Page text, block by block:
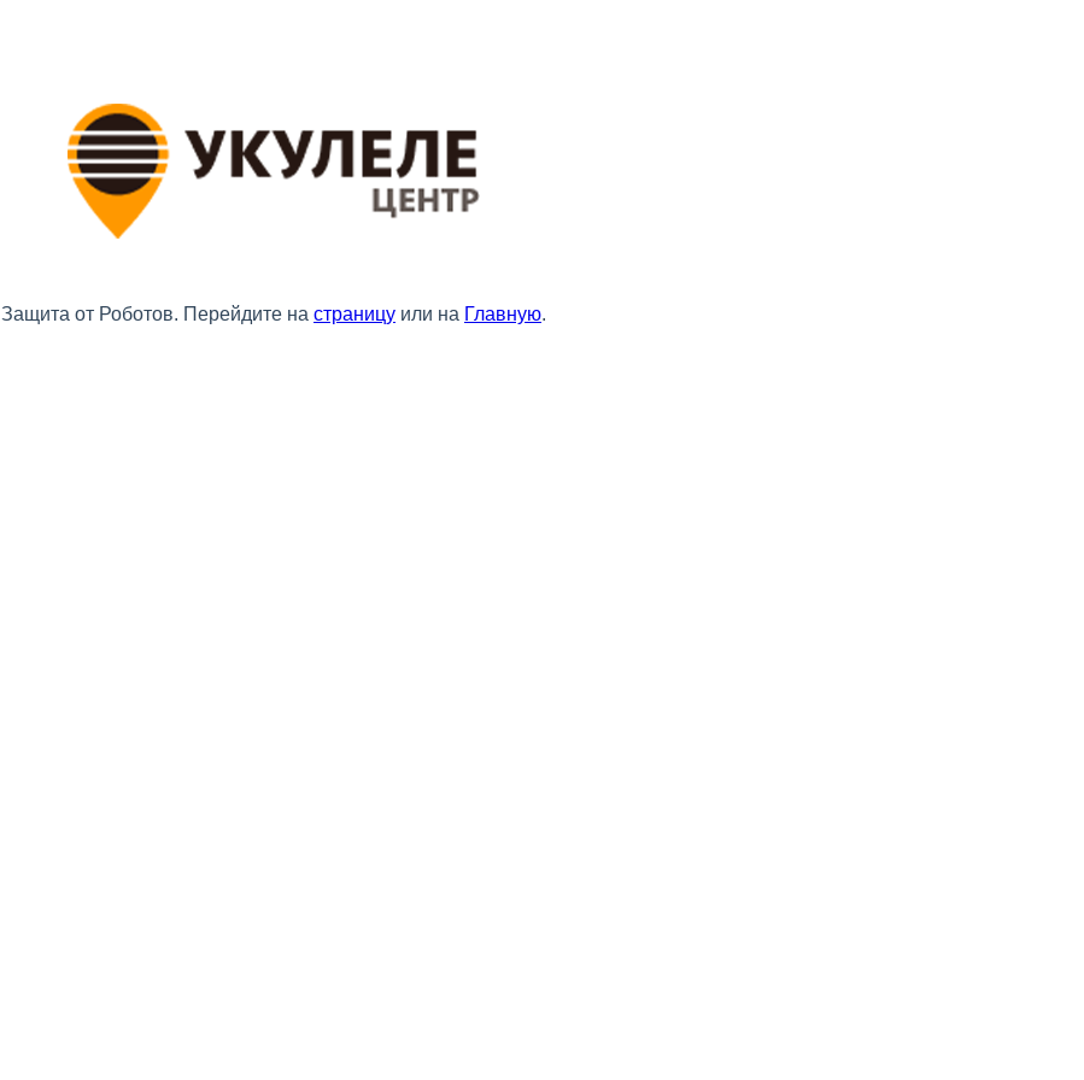
Защита от Роботов. Перейдите на страницу или на Главную.